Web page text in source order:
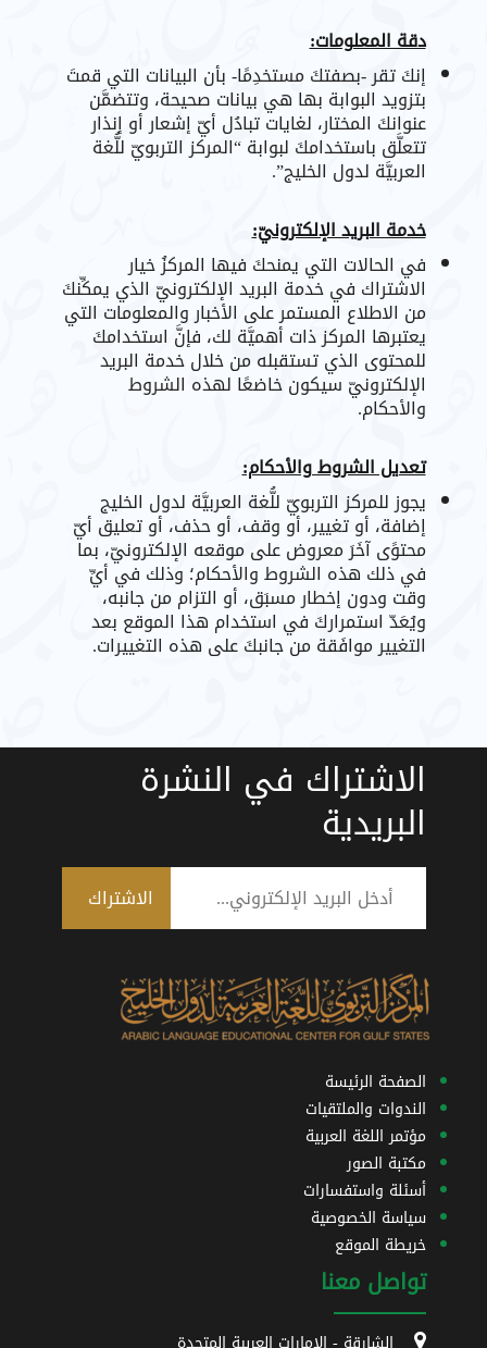
دقة المعلومات:
إنكَ تقر -بصفتكَ مستخدِمًا- بأن البيانات التي قمتَ
بتزويد البوابة بها هي بيانات صحيحة، وتتضمَّن
عنوانكَ المختار، لغايات تبادُل أيّ إشعار أو إنذار
تتعلَّق باستخدامكَ لبوابة “المركز التربويّ للُّغة
العربيَّة لدول الخليج”.
خدمة البريد الإلكترونيّ:
في الحالات التي يمنحكَ فيها المركزُ خيار
الاشتراك في خدمة البريد الإلكترونيّ الذي يمكِّنكَ
من الاطلاع المستمر على الأخبار والمعلومات التي
يعتبرها المركز ذات أهميَّة لك، فإنَّ استخدامكَ
للمحتوى الذي تستقبله من خلال خدمة البريد
الإلكترونيّ سيكون خاضعًا لهذه الشروط
والأحكام.
تعديل الشروط والأحكام:
يجوز للمركز التربويّ للُّغة العربيَّة لدول الخليج
إضافة، أو تغيير، أو وقف، أو حذف، أو تعليق أيّ
محتوًى آخَرَ معروض على موقعه الإلكترونيّ، بما
في ذلك هذه الشروط والأحكام؛ وذلك في أيِّ
وقت ودون إخطار مسبَق، أو التزام من جانبه،
ويُعَدّ استمراركَ في استخدام هذا الموقع بعد
التغيير موافَقة من جانبكَ على هذه التغييرات.
الاشتراك في النشرة
البريدية
تواصل معنا
الصفحة الرئيسة
الندوات والملتقيات
مؤتمر اللغة العربية
مكتبة الصور
أسئلة واستفسارات
سياسة الخصوصية
خريطة الموقع